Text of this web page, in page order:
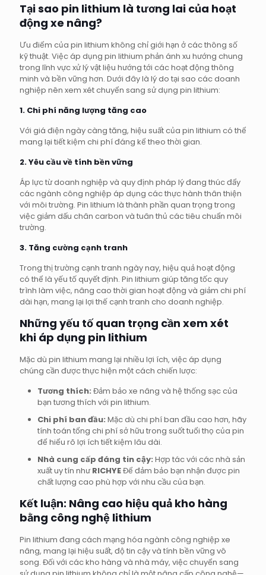
Tại sao pin lithium là tương lai của hoạt
động xe nâng?
Ưu điểm của pin lithium không chỉ giới hạn ở các thông số
kỹ thuật. Việc áp dụng pin lithium phản ánh xu hướng chung
trong lĩnh vực xử lý vật liệu hướng tới các hoạt động thông
minh và bền vững hơn. Dưới đây là lý do tại sao các doanh
nghiệp nên xem xét chuyển sang sử dụng pin lithium:
1. Chi phí năng lượng tăng cao
Với giá điện ngày càng tăng, hiệu suất của pin lithium có thể
mang lại tiết kiệm chi phí đáng kể theo thời gian.
2. Yêu cầu về tính bền vững
Áp lực từ doanh nghiệp và quy định pháp lý đang thúc đẩy
các ngành công nghiệp áp dụng các thực hành thân thiện
với môi trường. Pin lithium là thành phần quan trọng trong
việc giảm dấu chân carbon và tuân thủ các tiêu chuẩn môi
trường.
3. Tăng cường cạnh tranh
Trong thị trường cạnh tranh ngày nay, hiệu quả hoạt động
có thể là yếu tố quyết định. Pin lithium giúp tăng tốc quy
trình làm việc, nâng cao thời gian hoạt động và giảm chi phí
dài hạn, mang lại lợi thế cạnh tranh cho doanh nghiệp.
Những yếu tố quan trọng cần xem xét
khi áp dụng pin lithium
Mặc dù pin lithium mang lại nhiều lợi ích, việc áp dụng
chúng cần được thực hiện một cách chiến lược:
Tương thích: Đảm bảo xe nâng và hệ thống sạc của
bạn tương thích với pin lithium.
Chi phí ban đầu: Mặc dù chi phí ban đầu cao hơn, hãy
tính toán tổng chi phí sở hữu trong suốt tuổi thọ của pin
để hiểu rõ lợi ích tiết kiệm lâu dài.
Nhà cung cấp đáng tin cậy: Hợp tác với các nhà sản
xuất uy tín như RICHYEĐể đảm bảo bạn nhận được pin
chất lượng cao phù hợp với nhu cầu của bạn.
Kết luận: Nâng cao hiệu quả kho hàng
bằng công nghệ lithium
Pin lithium đang cách mạng hóa ngành công nghiệp xe
nâng, mang lại hiệu suất, độ tin cậy và tính bền vững vô
song. Đối với các kho hàng và nhà máy, việc chuyển sang